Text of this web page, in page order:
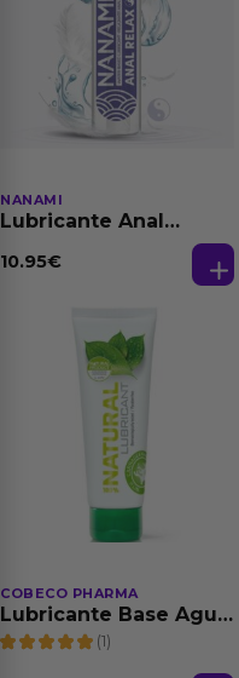
NANAMI
Lubricante Anal
Dilatación Base Agua
10.95€
COBECO PHARMA
Lubricante Base Agua
100% Natural 125 ml
(1)